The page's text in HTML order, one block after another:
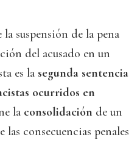
suspensión de la pena
del acusado en un
es la segunda sentencia
ocurridos en
la consolidación de un
consecuencias penales